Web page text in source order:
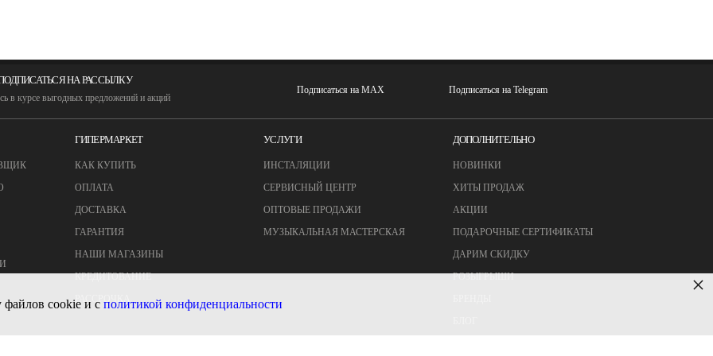
НА РАССЫЛКУ
в курсе выгодных предложений и акций
Подписаться на MAX Подписаться на Telegram
ГИПЕРМАРКЕТ
КАК КУПИТЬ
ОПЛАТА
ДОСТАВКА
ГАРАНТИЯ
НАШИ МАГАЗИНЫ
КРЕДИТОВАНИЕ
РАССРОЧКА
УСЛУГИ
ИНСТАЛЯЦИИ
СЕРВИСНЫЙ ЦЕНТР
ОПТОВЫЕ ПРОДАЖИ
МУЗЫКАЛЬНАЯ МАСТЕРСКАЯ
ДОПОЛНИТЕЛЬНО
НОВИНКИ
ХИТЫ ПРОДАЖ
АКЦИИ
ПОДАРОЧНЫЕ СЕРТИФИКАТЫ
ДАРИМ СКИДКУ
РОЗЫГРЫШИ
файлов cookie и с политикой конфиденциальности
×